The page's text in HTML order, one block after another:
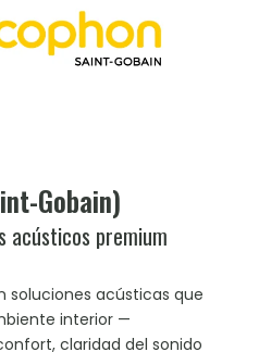
Gobain)
acústicos premium
soluciones acústicas que
interior —
claridad del sonido